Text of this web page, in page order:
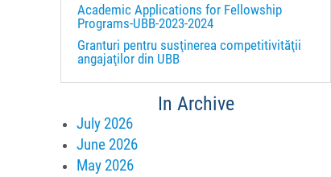
Academic Applications for Fellowship
Programs-UBB-2023-2024
Granturi pentru susţinerea competitivităţii
angajaţilor din UBB
In Archive
July 2026
June 2026
May 2026